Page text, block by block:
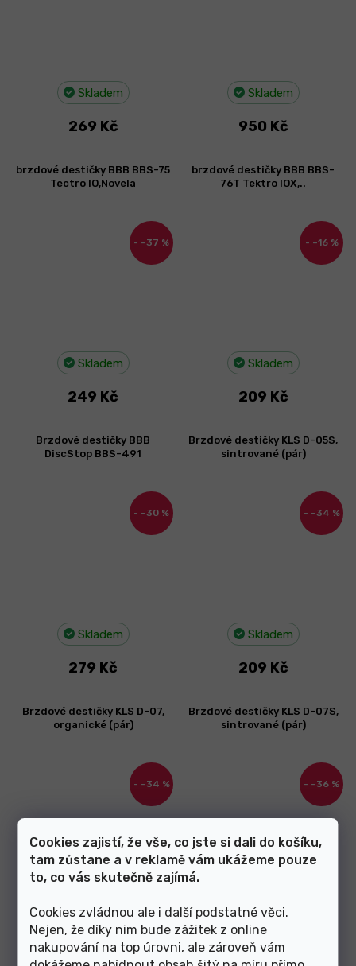
Cookies zajistí, že vše, co jste si dali do košíku,
tam zůstane a v reklamě vám ukážeme pouze
to, co vás skutečně zajímá.
Cookies zvládnou ale i další podstatné věci.
Nejen, že díky nim bude zážitek z online
nakupování na top úrovni, ale zároveň vám
Skladem
269 Kč
Skladem
950 Kč
–37 %
brzdové destičky BBB BBS-75
Tectro IO,Novela
Skladem
249 Kč
–16 %
brzdové destičky BBB BBS-
76T Tektro IOX,..
Skladem
209 Kč
–30 %
Brzdové destičky BBB
DiscStop BBS-491
Skladem
279 Kč
–34 %
Brzdové destičky KLS D-05S,
sintrované (pár)
Skladem
209 Kč
–34 %
Brzdové destičky KLS D-07,
organické (pár)
Skladem
149 Kč
–36 %
Brzdové destičky KLS D-07S,
sintrované (pár)
Skladem
209 Kč